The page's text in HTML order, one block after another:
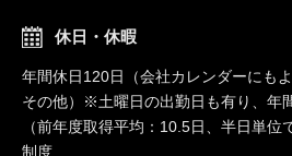
休日・休暇
年間休日120日（会社カレンダーにも
その他）※土曜日の出勤日も有り、年
（前年度取得平均：10.5日、半日単位
制度